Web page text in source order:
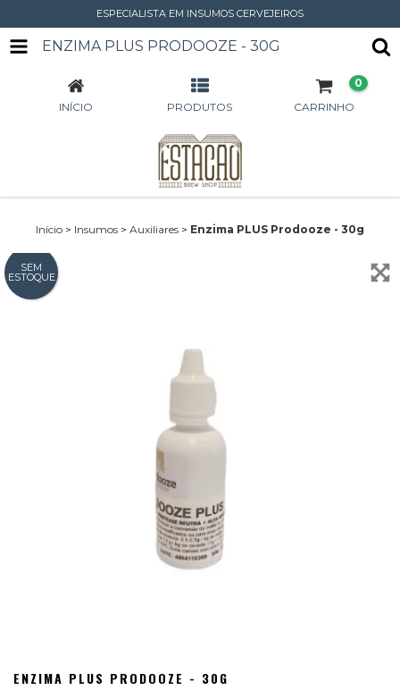
ESPECIALISTA EM INSUMOS CERVEJEIROS
ENZIMA PLUS PRODOOZE - 30G
INÍCIO PRODUTOS CARRINHO
0
Início > Insumos > Auxiliares > Enzima PLUS Prodooze - 30g
SEM
ESTOQUE
ENZIMA PLUS PRODOOZE - 30G